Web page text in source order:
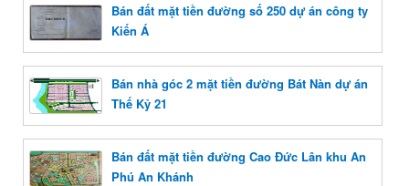
Bán đất mặt tiền đường số 250 dự án công ty
Kiến Á
Bán nhà góc 2 mặt tiền đường Bát Nàn dự án
Thế Kỷ 21
Bán đất mặt tiền đường Cao Đức Lân khu An
Phú An Khánh